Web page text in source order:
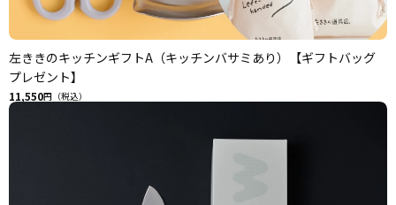
左ききのキッチンギフトA（キッチンバサミあり）【ギフトバッグ
プレゼント】
11,550円（税込）